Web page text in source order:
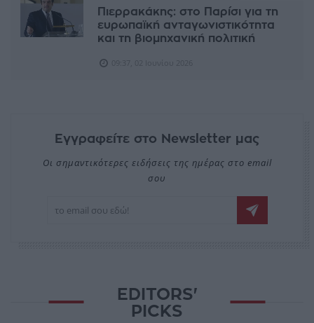
Πιερρακάκης: στο Παρίσι για τη
ευρωπαϊκή ανταγωνιστικότητα
και τη βιομηχανική πολιτική
Εγγραφείτε στο Newsletter μας
Οι σημαντικότερες ειδήσεις της ημέρας στο email
σου
EDITORS'
PICKS